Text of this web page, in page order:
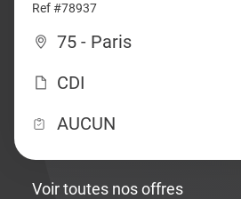
Ref #78937
75 - Paris
CDI
AUCUN
Voir toutes nos offres